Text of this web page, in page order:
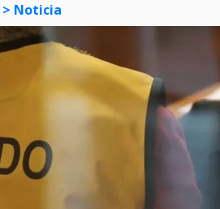
> Noticia